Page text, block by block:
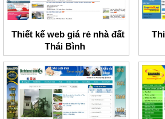
Thiết kế web giá rẻ nhà đất
Thái Bình